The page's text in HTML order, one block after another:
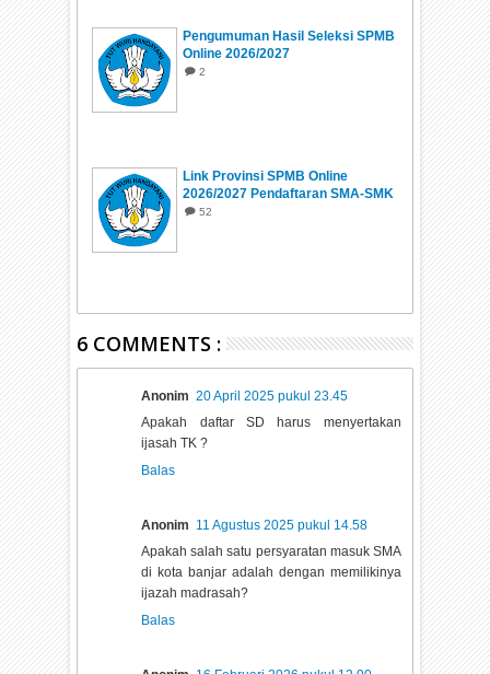
Pengumuman Hasil Seleksi SPMB
Online 2026/2027
2
Link Provinsi SPMB Online
2026/2027 Pendaftaran SMA-SMK
Negeri
52
6 COMMENTS :
Anonim 20 April 2025 pukul 23.45
Apakah daftar SD harus menyertakan
ijasah TK ?
Balas
Anonim 11 Agustus 2025 pukul 14.58
Apakah salah satu persyaratan masuk SMA
di kota banjar adalah dengan memilikinya
ijazah madrasah?
Balas